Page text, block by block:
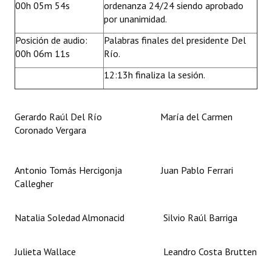
00h 05m 54s
ordenanza 24/24 siendo aprobado
por unanimidad.
Posición de audio:
00h 06m 11s
Palabras finales del presidente Del
Río.
12:13h finaliza la sesión.
Gerardo Raúl Del Río María del Carmen
Coronado Vergara
Antonio Tomás Hercigonja Juan Pablo Ferrari
Callegher
Natalia Soledad Almonacid Silvio Raúl Barriga
Julieta Wallace Leandro Costa Brutten